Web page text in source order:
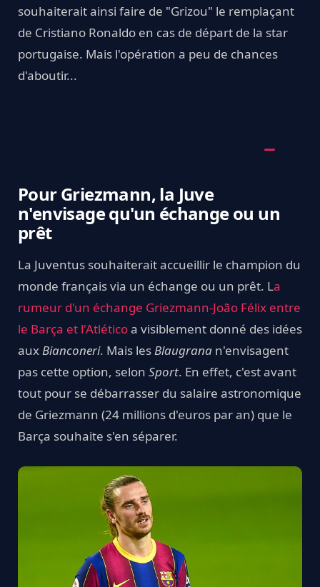
souhaiterait ainsi faire de "Grizou" le remplaçant
de Cristiano Ronaldo en cas de départ de la star
portugaise. Mais l'opération a peu de chances
d'aboutir...
Pour Griezmann, la Juve
n'envisage qu'un échange ou un
prêt
La Juventus souhaiterait accueillir le champion du
monde français via un échange ou un prêt. La
rumeur d'un échange Griezmann-João Félix entre
le Barça et l'Atléticoa visiblement donné des idées
auxBianconeri. Mais lesBlaugrana n'envisagent
pas cette option, selon Sport. En effet, c'est avant
tout pour se débarrasser du salaire astronomique
de Griezmann (24 millions d'euros par an) que le
Barça souhaite s'en séparer.